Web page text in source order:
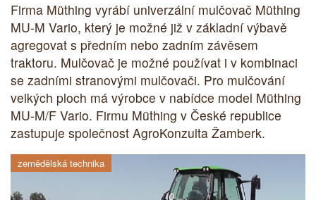
Firma Müthing vyrábí univerzální mulčovač Müthing
MU-M Vario, který je možné již v základní výbavě
agregovat s předním nebo zadním závěsem
traktoru. Mulčovač je možné používat i v kombinaci
se zadními stranovými mulčovači. Pro mulčování
velkých ploch má výrobce v nabídce model Müthing
MU-M/F Vario. Firmu Müthing v České republice
zastupuje společnost AgroKonzulta Žamberk.
zemědělská technika